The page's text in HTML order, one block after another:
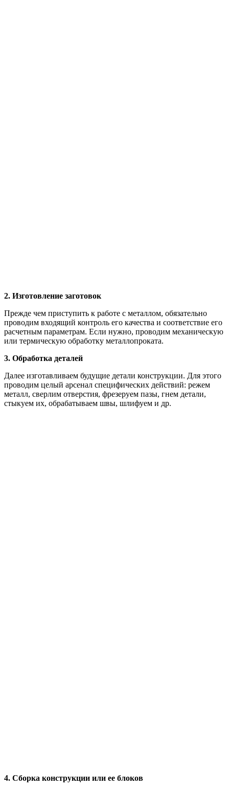
2. Изготовление заготовок
Прежде чем приступить к работе с металлом, обязательно
проводим входящий контроль его качества и соответствие его
расчетным параметрам. Если нужно, проводим механическую
или термическую обработку металлопроката.
3. Обработка деталей
Далее изготавливаем будущие детали конструкции. Для этого
проводим целый арсенал специфических действий: режем
металл, сверлим отверстия, фрезеруем пазы, гнем детали,
стыкуем их, обрабатываем швы, шлифуем и др.
4. Сборка конструкции или ее блоков